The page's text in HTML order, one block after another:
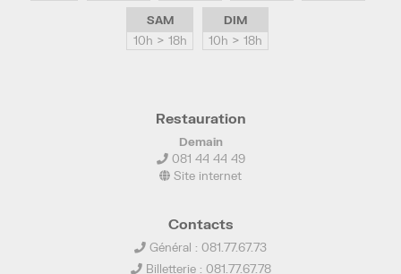
SAM
10h > 18h
DIM
10h > 18h
Restauration
Demain
081 44 44 49
Site internet
Contacts
Général : 081.77.67.73
Billetterie : 081.77.67.78